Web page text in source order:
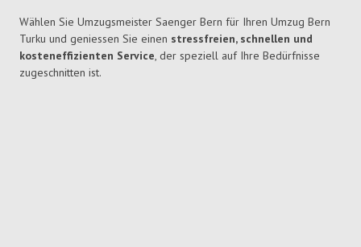
Wählen Sie Umzugsmeister Saenger Bern für Ihren Umzug Bern
Turku und geniessen Sie einen stressfreien, schnellen und
kosteneffizienten Service, der speziell auf Ihre Bedürfnisse
zugeschnitten ist.